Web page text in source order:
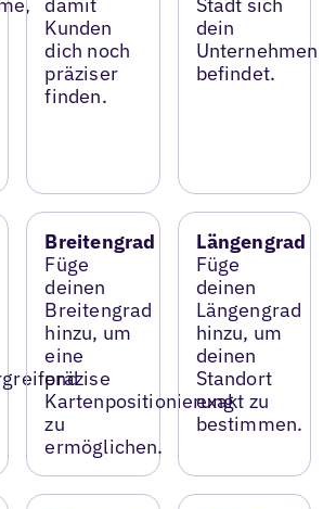
Kunden
dich noch
präziser
finden.
dein
Unternehmen
befindet.
Breitengrad
Füge
deinen
Breitengrad
hinzu, um
eine
präzise
Kartenpositionierung
zu
ermöglichen.
Längengrad
Füge
deinen
Längengrad
hinzu, um
deinen
Standort
exakt zu
bestimmen.